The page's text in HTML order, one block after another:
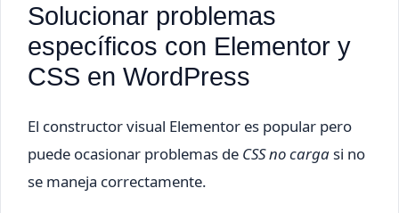
Solucionar problemas
específicos con Elementor y
CSS en WordPress
El constructor visual Elementor es popular pero
puede ocasionar problemas de CSS no cargasi no
se maneja correctamente.